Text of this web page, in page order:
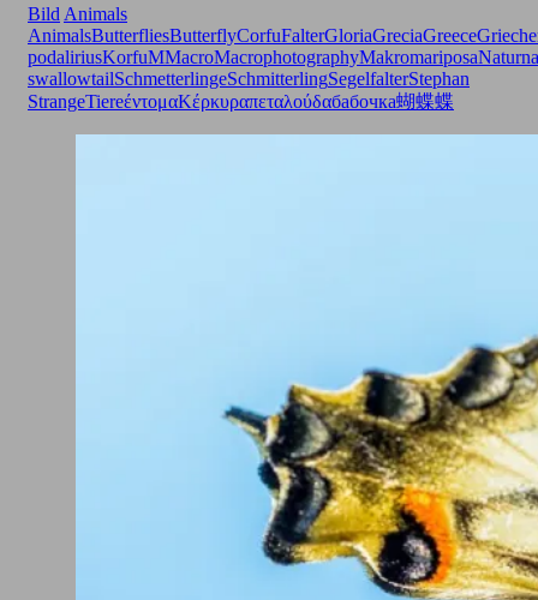
Bild Animals
AnimalsButterfliesButterflyCorfuFalterGloriaGreciaGreece
podaliriusKorfuMMacroMacrophotographyMakromariposaNatur
swallowtailSchmetterlingeSchmitterlingSegelfalterStephan
StrangeTiereέντομαΚέρκυραπεταλούδαбабочка蝴蝶蝶